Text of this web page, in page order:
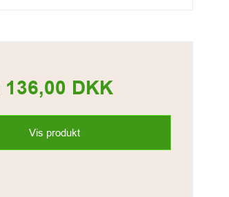
136,00 DKK
Vis produkt